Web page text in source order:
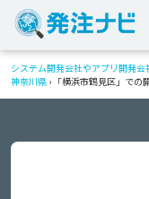
システム開発会社やアプリ開発会
神奈川県 › 「横浜市鶴見区」で